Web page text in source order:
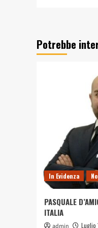
IN
Potrebbe
In Evidenza
PASQUALE
ITALIA
admin